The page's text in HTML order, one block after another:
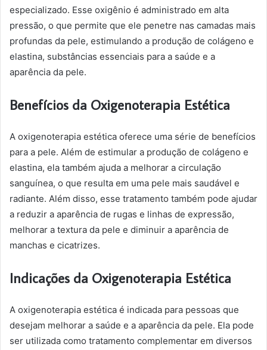
especializado. Esse oxigênio é administrado em alta
pressão, o que permite que ele penetre nas camadas mais
profundas da pele, estimulando a produção de colágeno e
elastina, substâncias essenciais para a saúde e a
aparência da pele.
Benefícios da Oxigenoterapia Estética
A oxigenoterapia estética oferece uma série de benefícios
para a pele. Além de estimular a produção de colágeno e
elastina, ela também ajuda a melhorar a circulação
sanguínea, o que resulta em uma pele mais saudável e
radiante. Além disso, esse tratamento também pode ajudar
a reduzir a aparência de rugas e linhas de expressão,
melhorar a textura da pele e diminuir a aparência de
manchas e cicatrizes.
Indicações da Oxigenoterapia Estética
A oxigenoterapia estética é indicada para pessoas que
desejam melhorar a saúde e a aparência da pele. Ela pode
ser utilizada como tratamento complementar em diversos